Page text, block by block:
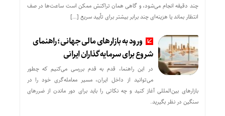
چند دقیقه انجام می‌شود، و گاهی همان تراکنش ممکن است ساعت‌ها در صف
انتظار بماند یا هزینه‌ای چند برابر بیشتر برای تأیید سریع […]
ورود به بازارهای مالی جهانی؛ راهنمای
شروع برای سرمایه‌گذاران ایرانی
در این راهنما، قدم به قدم بررسی می‌کنیم که چطور
می‌توانید از داخل ایران، مسیر معامله‌گری خود را در
بازارهای بین‌المللی آغاز کنید و چه نکاتی را باید برای دور ماندن از ضررهای
سنگین در نظر بگیرید.